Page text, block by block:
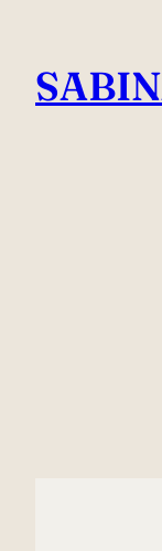
content